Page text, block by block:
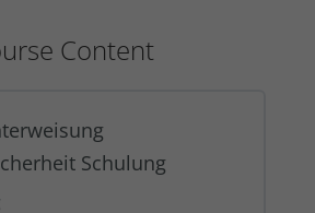
Content
Schulung